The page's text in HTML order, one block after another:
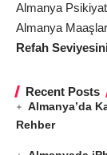
Almanya
Almanya
Refah
Recent Posts
Almanya’da
Rehber